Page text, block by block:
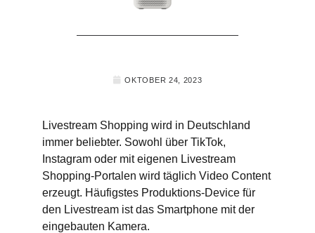
OKTOBER 24, 2023
Livestream Shopping wird in Deutschland
immer beliebter. Sowohl über TikTok,
Instagram oder mit eigenen Livestream
Shopping-Portalen wird täglich Video Content
erzeugt. Häufigstes Produktions-Device für
den Livestream ist das Smartphone mit der
eingebauten Kamera.